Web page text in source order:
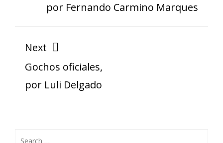
por Fernando Carmino Marques
Next
Gochos oficiales,
por Luli Delgado